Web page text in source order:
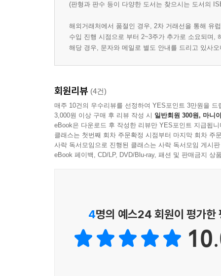
(판형과 판수 등이 다양한 도서는 찾으시는 도서의
해외거래처에서 품절인 경우, 2차 거래선을 통해 유
수입 진행 시점으로 부터 2~3주가 추가로 소요되며,
해당 경우, 문자와 메일로 별도 안내를 드리고 있사
회원리뷰 (4건)
매주 10건의 우수리뷰를 선정하여 YES포인트 3만원을 드
3,000원 이상 구매 후 리뷰 작성 시 일반회원 300원, 마니
eBook은 다운로드 후 작성한 리뷰만 YES포인트 지급됩니
클래스는 첫번째 회차 주문확정 시점부터 마지막 회차 주
사락 독서모임으로 진행된 클래스는 사락 독서모임 게시
eBook 페이백, CD/LP, DVD/Blu-ray, 패션 및 판매금지 상
4명의 예스24 회원이 평가한